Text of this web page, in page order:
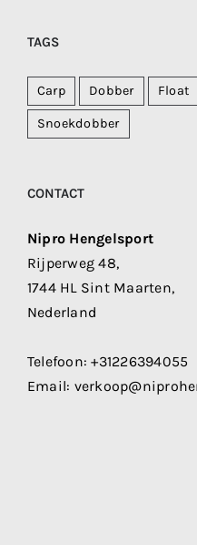
TAGS
Carp Dobber Float
Snoekdobber
CONTACT
Nipro Hengelsport
Rijperweg 48,
1744 HL Sint Maarten,
Nederland
Telefoon:+31226394055
Email: